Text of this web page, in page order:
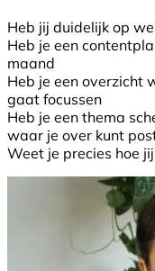
Heb jij duidelijk op
Heb je een
maand
Heb je een overzicht
gaat focussen
Heb je een thema
waar je over kunt
Weet je precies hoe